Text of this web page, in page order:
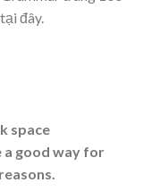
đây.
space
a good way for